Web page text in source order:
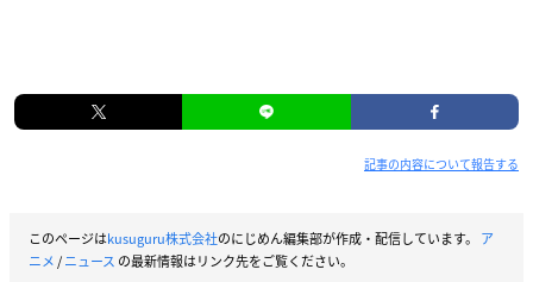
記事の内容について報告する
このページはkusuguru株式会社のにじめん編集部が作成・配信しています。 ア
ニメ/ニュース の最新情報はリンク先をご覧ください。